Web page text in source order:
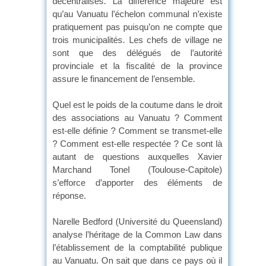
qu’au Vanuatu l’échelon communal n’existe
pratiquement pas puisqu’on ne compte que
trois municipalités. Les chefs de village ne
sont que des délégués de l’autorité
provinciale et la fiscalité de la province
assure le financement de l’ensemble.
Quel est le poids de la coutume dans le droit
des associations au Vanuatu ? Comment
est-elle définie ? Comment se transmet-elle
? Comment est-elle respectée ? Ce sont là
autant de questions auxquelles Xavier
Marchand Tonel (Toulouse-Capitole)
s’efforce d’apporter des éléments de
réponse.
Narelle Bedford (Université du Queensland)
analyse l’héritage de la Common Law dans
l’établissement de la comptabilité publique
au Vanuatu. On sait que dans ce pays où il